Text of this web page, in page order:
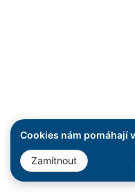
Cookies nám pomáhají
Zamítnout